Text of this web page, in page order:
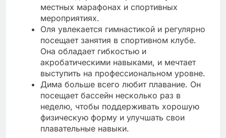
местных марафонах и спортивных
мероприятиях.
Оля увлекается гимнастикой и регулярно
посещает занятия в спортивном клубе.
Она обладает гибкостью и
акробатическими навыками, и мечтает
выступить на профессиональном уровне.
Дима больше всего любит плавание. Он
посещает бассейн несколько раз в
неделю, чтобы поддерживать хорошую
физическую форму и улучшать свои
плавательные навыки.